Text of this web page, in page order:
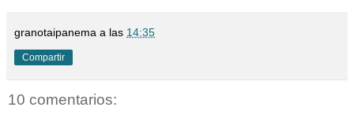
granotaipanema a las 14:35
Compartir
10 comentarios: